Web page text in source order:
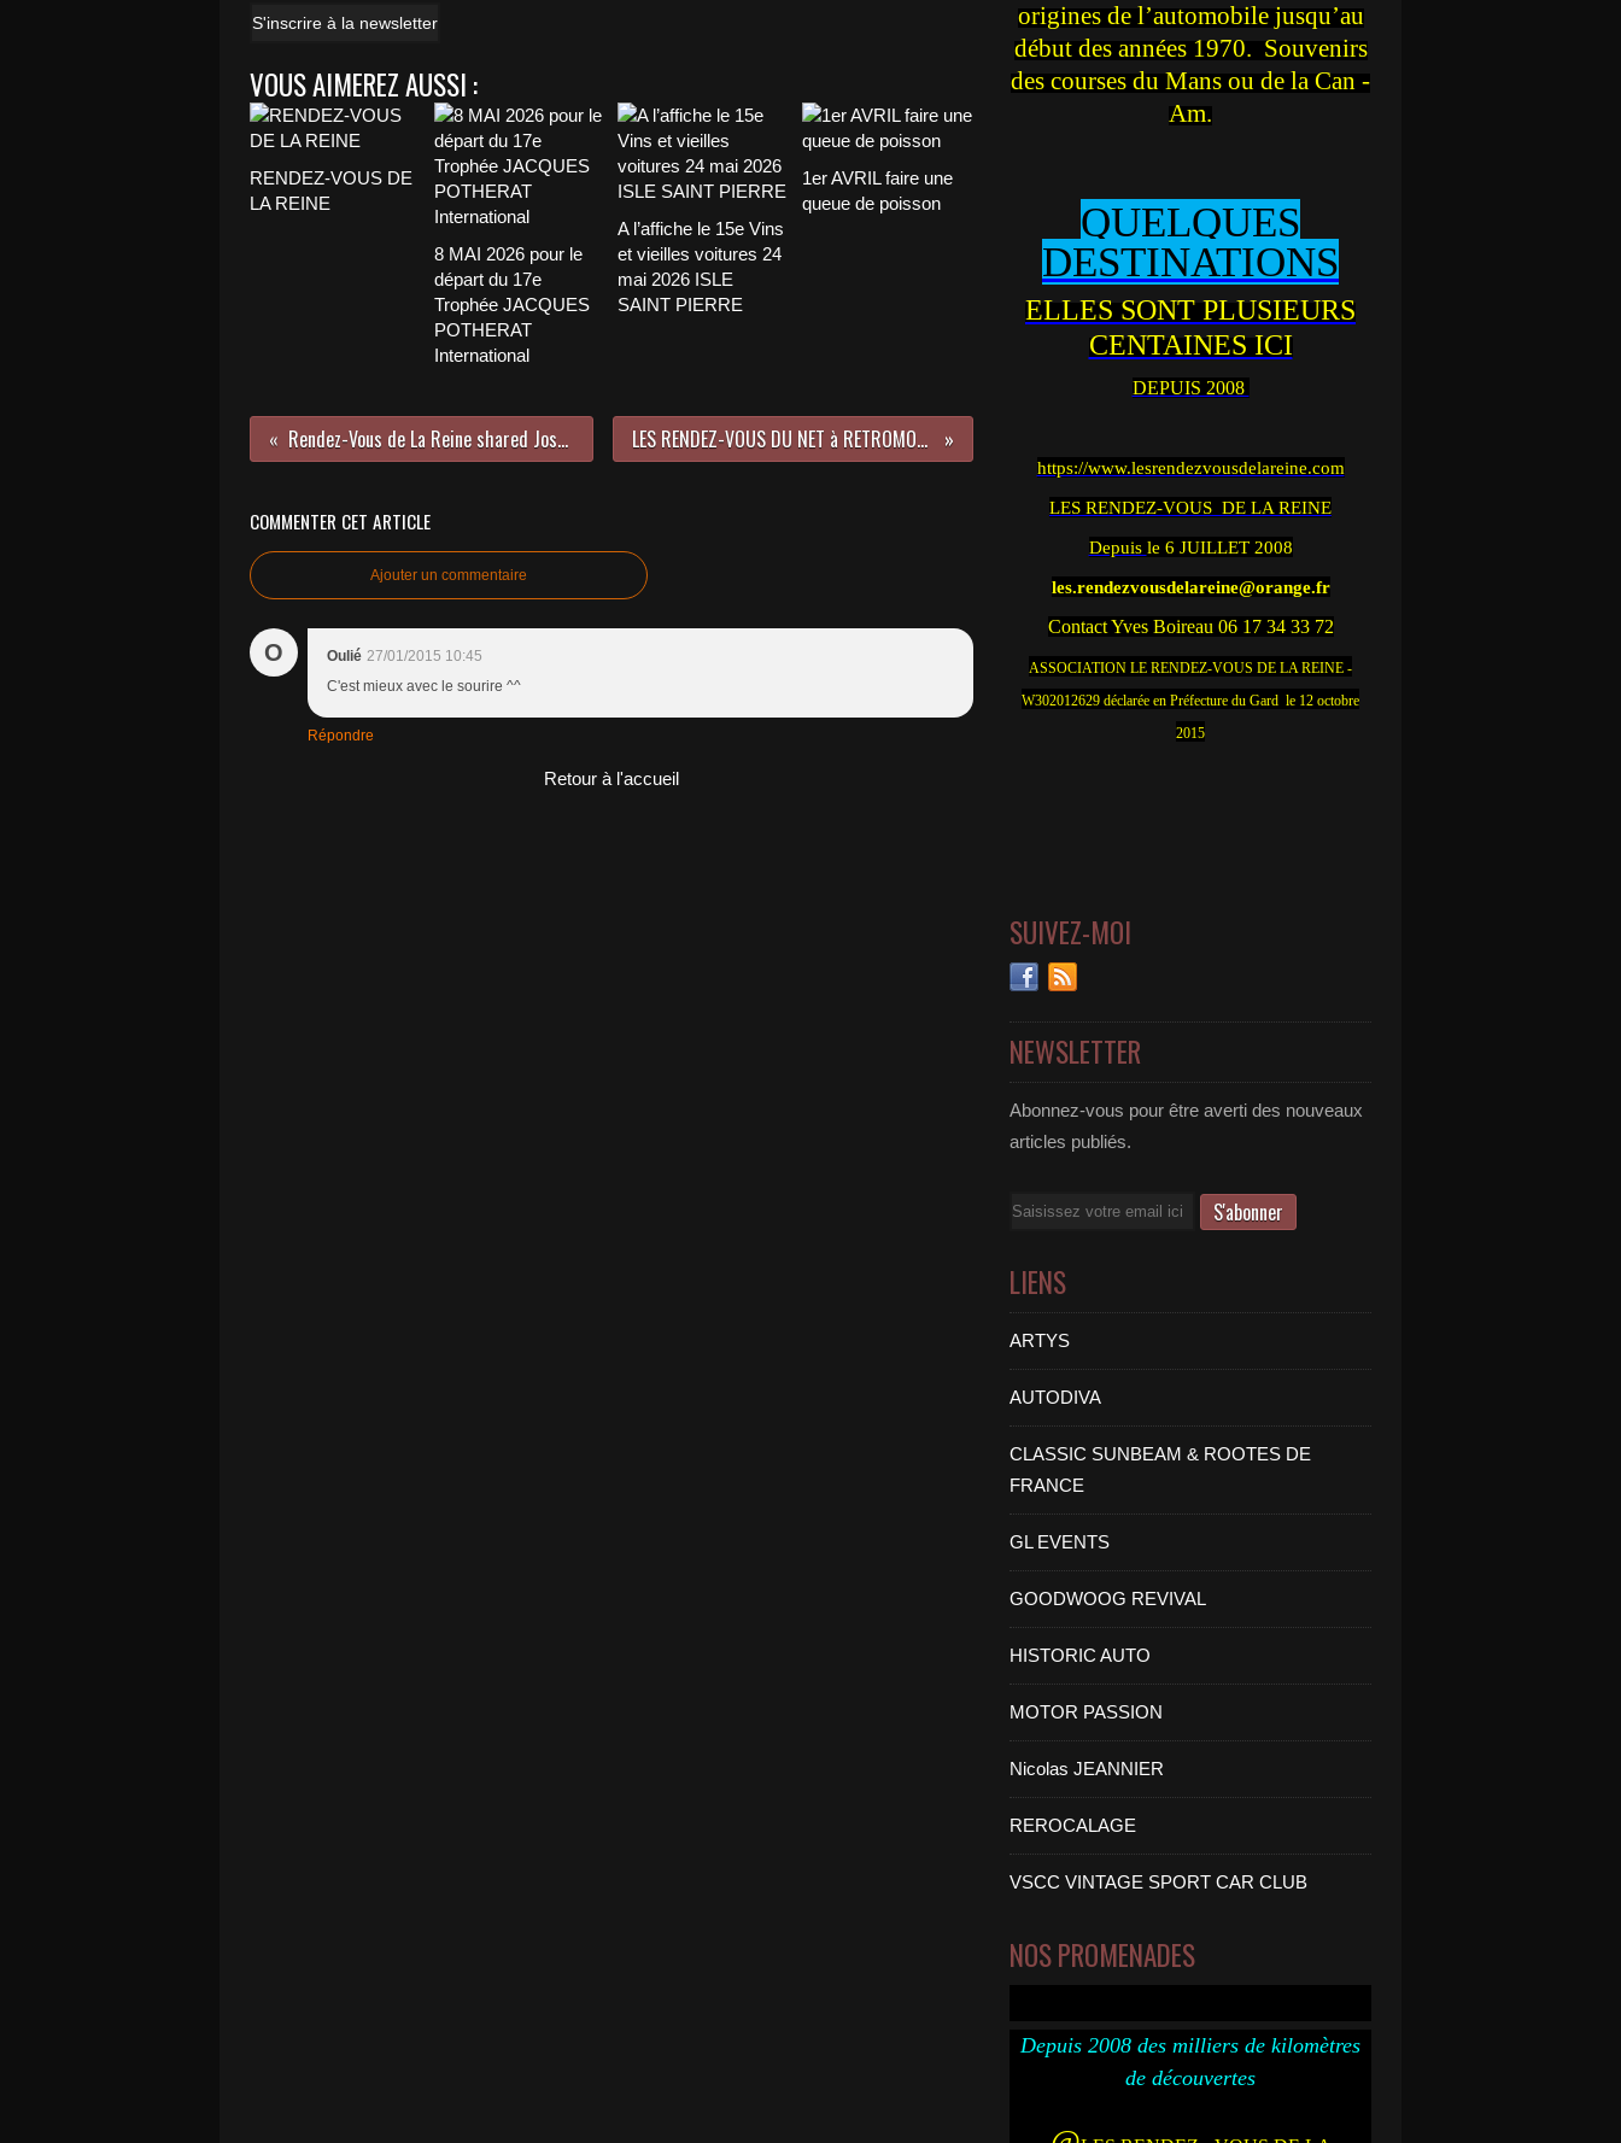
S'inscrire à la newsletter
VOUS AIMEREZ AUSSI :
RENDEZ-VOUS DE
LA REINE
8 MAI 2026 pour le
départ du 17e
Trophée JACQUES
POTHERAT
International
A l’affiche le 15e Vins
et vieilles voitures 24
mai 2026 ISLE
SAINT PIERRE
1er AVRIL faire une
queue de poisson
Rendez-Vous de La Reine shared José Mike H-Wood's... LES RENDEZ-VOUS DU NET à RETROMOBILE - STAND E004
COMMENTER CET ARTICLE
Ajouter un commentaire
O Oulié 27/01/2015 10:45
C'est mieux avec le sourire ^^
Répondre
Retour à l'accueil
origines de l’automobile jusqu’au
début des années 1970. Souvenirs
des courses du Mans ou de la Can -
Am.
QUELQUES
DESTINATIONS
ELLES SONT PLUSIEURS
CENTAINES ICI
DEPUIS 2008
https://www.lesrendezvousdelareine.com
LES RENDEZ-VOUS DE LA REINE
Depuis le 6 JUILLET 2008
les.rendezvousdelareine@orange.fr
Contact Yves Boireau 06 17 34 33 72
ASSOCIATION LE RENDEZ-VOUS DE LA REINE -
W302012629 déclarée en Préfecture du Gard le 12 octobre
2015
SUIVEZ-MOI
NEWSLETTER
Abonnez-vous pour être averti des nouveaux
articles publiés.
Email
LIENS
ARTYS
AUTODIVA
CLASSIC SUNBEAM & ROOTES DE
FRANCE
GL EVENTS
GOODWOOG REVIVAL
HISTORIC AUTO
MOTOR PASSION
Nicolas JEANNIER
REROCALAGE
VSCC VINTAGE SPORT CAR CLUB
NOS PROMENADES
Depuis 2008 des milliers de kilomètres
de découvertes